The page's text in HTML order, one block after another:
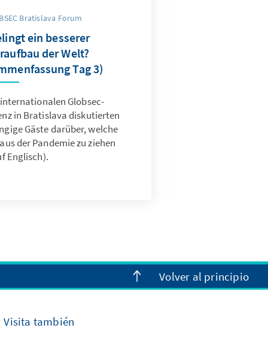
Bratislava Forum
ein besserer
der Welt?
Tag 3)
Globsec-
in Bratislava diskutierten
Gäste darüber, welche
der Pandemie zu ziehen
Englisch).
Volver al principio
Visita también